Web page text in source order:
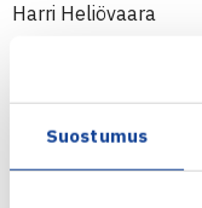
Suostumus
Harri Heliövaara
T18 Gastein, Itävalta
Emma Helisten
Miia Liimatainen